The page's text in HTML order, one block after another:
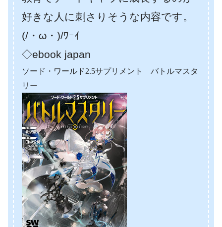
好きな人に刺さりそうな内容です。
(/・ω・)/ﾜｰｲ
◇ebook japan
ソード・ワールド2.5サプリメント バトルマスタ
リー